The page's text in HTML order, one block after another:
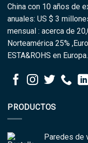
China con 10 años de
anuales: US $ 3
mensual : acerca de
Norteamérica 25%
ESTA&ROHS en Europa.
PRODUCTOS
Paredes de